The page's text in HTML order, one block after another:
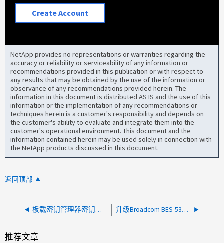
Create Account
NetApp provides no representations or warranties regarding the
accuracy or reliability or serviceability of any information or
recommendations provided in this publication or with respect to
any results that may be obtained by the use of the information or
observance of any recommendations provided herein. The
information in this document is distributed AS IS and the use of this
information or the implementation of any recommendations or
techniques herein is a customer's responsibility and depends on
the customer's ability to evaluate and integrate them into the
customer's operational environment. This document and the
information contained herein may be used solely in connection with
the NetApp products discussed in this document.
返回顶部
板载密钥管理器密钥在 MetroCluster 中的集群之间不匹配 升级Broadcom BES-53248交换机后、2个ISL中的一个发生故障
推荐文章